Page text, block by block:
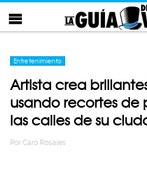
Entretenimiento
Artista crea
usando recortes de
las calles de su
Por Caro Rosales